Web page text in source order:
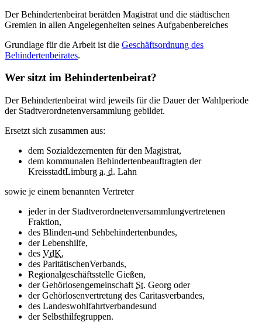
Der Behindertenbeirat berätden Magistrat und die städtischen
Gremien in allen Angelegenheiten seines Aufgabenbereiches
Grundlage für die Arbeit ist die Geschäftsordnung des
Behindertenbeirates.
Wer sitzt im Behindertenbeirat?
Der Behindertenbeirat wird jeweils für die Dauer der Wahlperiode
der Stadtverordnetenversammlung gebildet.
Ersetzt sich zusammen aus:
dem Sozialdezernenten für den Magistrat,
dem kommunalen Behindertenbeauftragten der
KreisstadtLimburg a. d. Lahn
sowie je einem benannten Vertreter
jeder in der Stadtverordnetenversammlungvertretenen
Fraktion,
des Blinden-und Sehbehindertenbundes,
der Lebenshilfe,
des VdK,
des ParitätischenVerbands,
Regionalgeschäftsstelle Gießen,
der Gehörlosengemeinschaft St. Georg oder
der Gehörlosenvertretung des Caritasverbandes,
des Landeswohlfahrtverbandesund
der Selbsthilfegruppen.